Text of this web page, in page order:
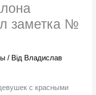
заметка №
/ Від Владислав
с красными